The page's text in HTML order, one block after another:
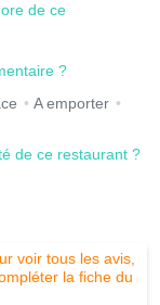
de ce
?
A emporter
de ce restaurant ?
voir tous les avis,
la fiche du